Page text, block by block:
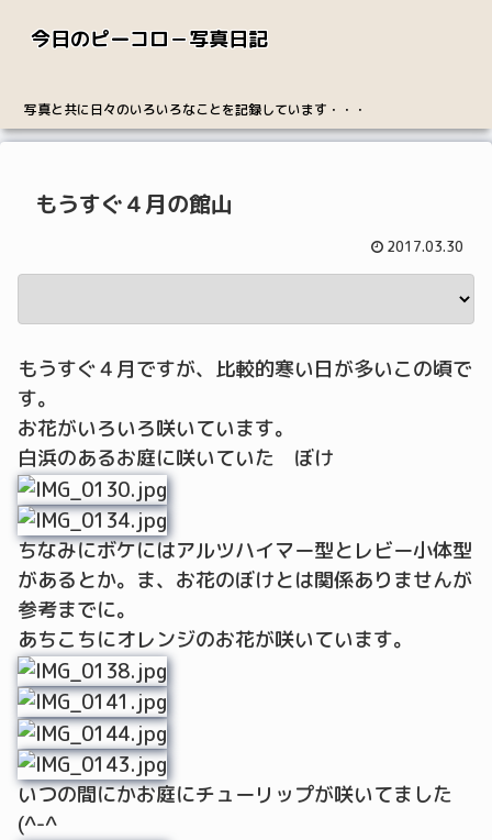
今日のピーコロ－写真日記
写真と共に日々のいろいろなことを記録しています・・・
もうすぐ４月の館山
2017.03.30
もうすぐ４月ですが、比較的寒い日が多いこの頃で
す。
お花がいろいろ咲いています。
白浜のあるお庭に咲いていた ぼけ
ちなみにボケにはアルツハイマー型とレビー小体型
があるとか。ま、お花のぼけとは関係ありませんが
参考までに。
あちこちにオレンジのお花が咲いています。
いつの間にかお庭にチューリップが咲いてました
(^-^